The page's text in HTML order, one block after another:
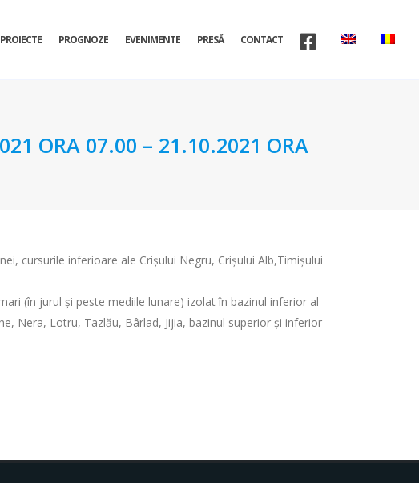
PROIECTE PROGNOZE EVENIMENTE PRESĂ CONTACT
ORA 07.00 – 21.10.2021 ORA
cursurile inferioare ale Crișului Negru, Crișului Alb,Timișului
(în jurul și peste mediile lunare) izolat în bazinul inferior al
Nera, Lotru, Tazlău, Bârlad, Jijia, bazinul superior și inferior